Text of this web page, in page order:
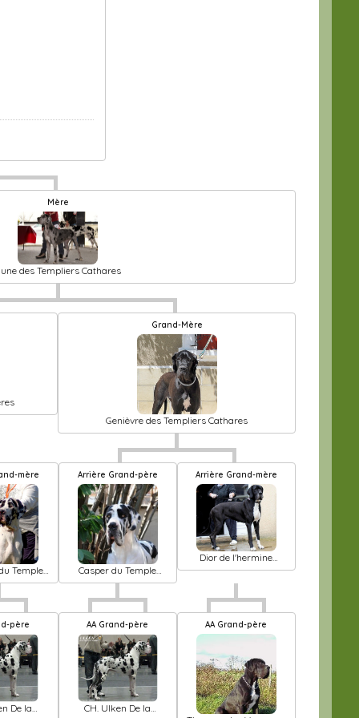
Mère
des Templiers Cathares
Grand-Mère
Genièvre des Templiers Cathares
mère
Temple
Arrière Grand-père
Casper du Temple
Sacré d'héloïse
Arrière Grand-mère
Dior de l'hermine
arlequine
père
De la
AA Grand-père
CH. Ulken De la
AA Grand-père